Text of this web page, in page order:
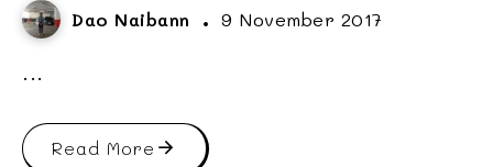
Dao Naibann 9 November 2017
...
Read More